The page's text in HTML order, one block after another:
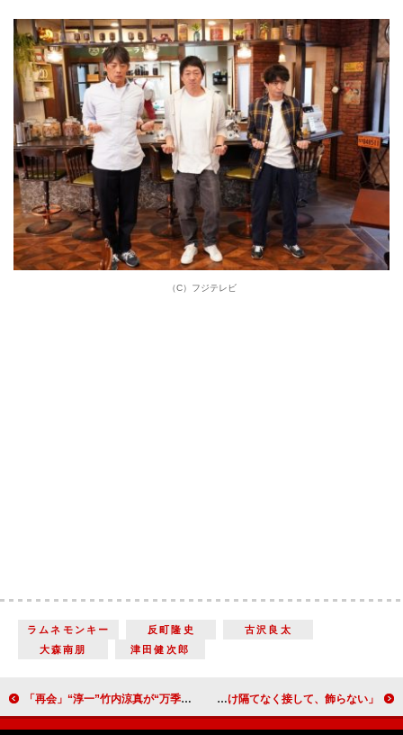
（C）フジテレビ
ラムネモンキー 反町隆史
古沢良太
大森南朋
津田健次郎
「再会」“淳一”竹内涼真が“万季子”井上真央に再会 「勝男が火曜日に帰って来た」「今クールも面白い」 なにわ男子・高橋恭平、モテる秘訣を明かす 「誰に対しても分け隔てなく接して、飾らない」